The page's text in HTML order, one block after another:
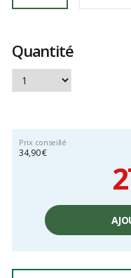
Quantité
Prix conseillé
34,90 €
unitaire,